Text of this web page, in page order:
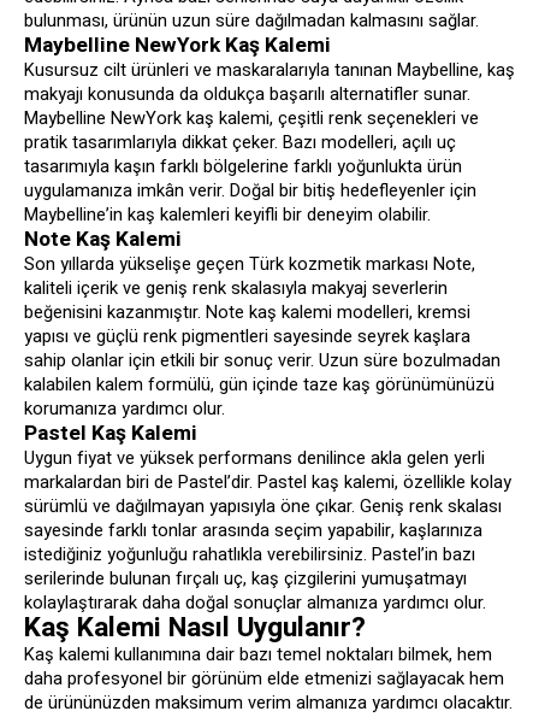
bulunması, ürünün uzun süre dağılmadan kalmasını sağlar.
Maybelline NewYork Kaş Kalemi
Kusursuz cilt ürünleri ve maskaralarıyla tanınan Maybelline, kaş
makyajı konusunda da oldukça başarılı alternatifler sunar.
Maybelline NewYork kaş kalemi, çeşitli renk seçenekleri ve
pratik tasarımlarıyla dikkat çeker. Bazı modelleri, açılı uç
tasarımıyla kaşın farklı bölgelerine farklı yoğunlukta ürün
uygulamanıza imkân verir. Doğal bir bitiş hedefleyenler için
Maybelline’in kaş kalemleri keyifli bir deneyim olabilir.
Note Kaş Kalemi
Son yıllarda yükselişe geçen Türk kozmetik markası Note,
kaliteli içerik ve geniş renk skalasıyla makyaj severlerin
beğenisini kazanmıştır. Note kaş kalemi modelleri, kremsi
yapısı ve güçlü renk pigmentleri sayesinde seyrek kaşlara
sahip olanlar için etkili bir sonuç verir. Uzun süre bozulmadan
kalabilen kalem formülü, gün içinde taze kaş görünümünüzü
korumanıza yardımcı olur.
Pastel Kaş Kalemi
Uygun fiyat ve yüksek performans denilince akla gelen yerli
markalardan biri de Pastel’dir. Pastel kaş kalemi, özellikle kolay
sürümlü ve dağılmayan yapısıyla öne çıkar. Geniş renk skalası
sayesinde farklı tonlar arasında seçim yapabilir, kaşlarınıza
istediğiniz yoğunluğu rahatlıkla verebilirsiniz. Pastel’in bazı
serilerinde bulunan fırçalı uç, kaş çizgilerini yumuşatmayı
kolaylaştırarak daha doğal sonuçlar almanıza yardımcı olur.
Kaş Kalemi Nasıl Uygulanır?
Kaş kalemi kullanımına dair bazı temel noktaları bilmek, hem
daha profesyonel bir görünüm elde etmenizi sağlayacak hem
de ürününüzden maksimum verim almanıza yardımcı olacaktır.